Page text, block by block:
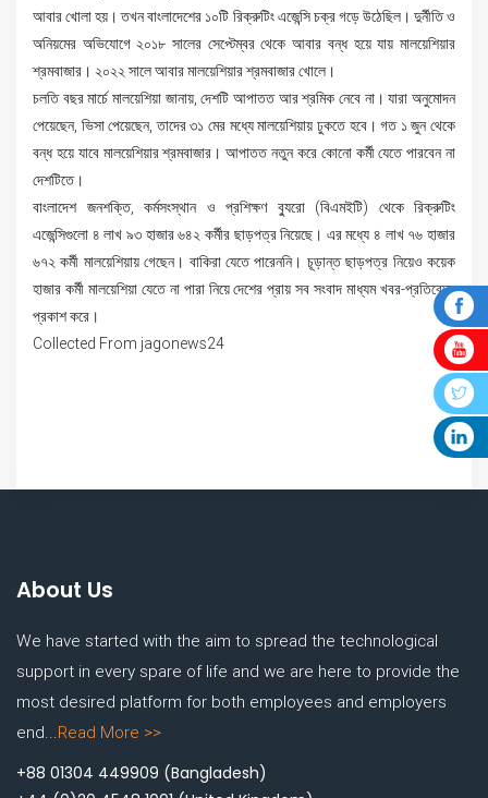
আবার খোলা হয়। তখন বাংলাদেশের ১০টি রিক্রুটিং এজেন্সি চক্র গড়ে উঠেছিল। দুর্নীতি ও
অনিয়মের অভিযোগে ২০১৮ সালের সেপ্টেম্বর থেকে আবার বন্ধ হয়ে যায় মালয়েশিয়ার
শ্রমবাজার। ২০২২ সালে আবার মালয়েশিয়ার শ্রমবাজার খোলে।
চলতি বছর মার্চে মালয়েশিয়া জানায়, দেশটি আপাতত আর শ্রমিক নেবে না। যারা অনুমোদন
পেয়েছেন, ভিসা পেয়েছেন, তাদের ৩১ মের মধ্যে মালয়েশিয়ায় ঢুকতে হবে। গত ১ জুন থেকে
বন্ধ হয়ে যাবে মালয়েশিয়ার শ্রমবাজার। আপাতত নতুন করে কোনো কর্মী যেতে পারবেন না
দেশটিতে।
বাংলাদেশ জনশক্তি, কর্মসংস্থান ও প্রশিক্ষণ ব্যুরো (বিএমইটি) থেকে রিক্রুটিং
এজেন্সিগুলো ৪ লাখ ৯৩ হাজার ৬৪২ কর্মীর ছাড়পত্র নিয়েছে। এর মধ্যে ৪ লাখ ৭৬ হাজার
৬৭২ কর্মী মালয়েশিয়ায় গেছেন। বাকিরা যেতে পারেননি। চূড়ান্ত ছাড়পত্র নিয়েও কয়েক
হাজার কর্মী মালয়েশিয়া যেতে না পারা নিয়ে দেশের প্রায় সব সংবাদ মাধ্যম খবর-প্রতিবেদন
প্রকাশ করে।
Collected From jagonews24
About Us
We have started with the aim to spread the technological
support in every spare of life and we are here to provide the
most desired platform for both employees and employers
end...Read More >>
+88 01304 449909 (Bangladesh)